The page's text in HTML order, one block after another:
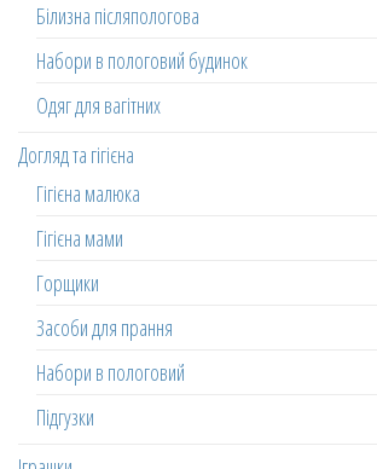
Білизна післяпологова
Набори в пологовий будинок
Одяг для вагітних
Догляд та гігієна
Гігієна малюка
Гігієна мами
Горщики
Засоби для прання
Набори в пологовий
Підгузки